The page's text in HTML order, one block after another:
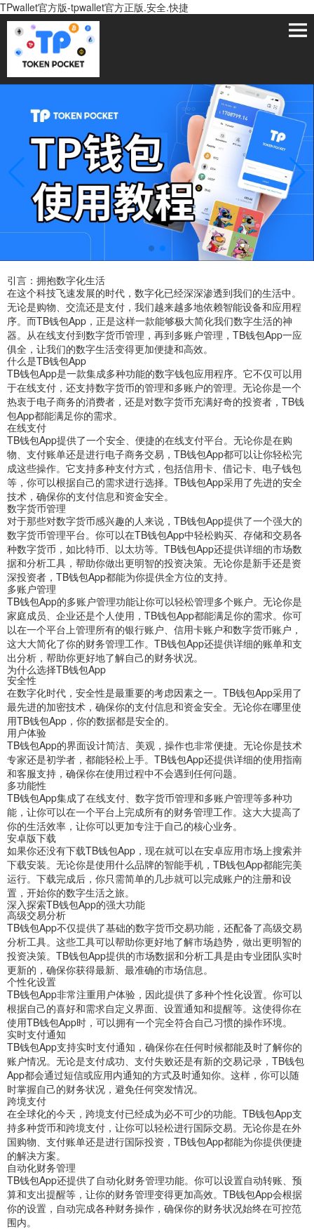
TPwallet官方版-tpwallet官方正版.安全.快捷
引言：拥抱数字化生活
在这个科技飞速发展的时代，数字化已经深深渗透到我们的生活中。
无论是购物、交流还是支付，我们越来越多地依赖智能设备和应用程
序。而TB钱包App，正是这样一款能够极大简化我们数字生活的神
器。从在线支付到数字货币管理，再到多账户管理，TB钱包App一应
俱全，让我们的数字生活变得更加便捷和高效。
什么是TB钱包App
TB钱包App是一款集成多种功能的数字钱包应用程序。它不仅可以用
于在线支付，还支持数字货币的管理和多账户的管理。无论你是一个
热衷于电子商务的消费者，还是对数字货币充满好奇的投资者，TB钱
包App都能满足你的需求。
在线支付
TB钱包App提供了一个安全、便捷的在线支付平台。无论你是在购
物、支付账单还是进行电子商务交易，TB钱包App都可以让你轻松完
成这些操作。它支持多种支付方式，包括信用卡、借记卡、电子钱包
等，你可以根据自己的需求进行选择。TB钱包App采用了先进的安全
技术，确保你的支付信息和资金安全。
数字货币管理
对于那些对数字货币感兴趣的人来说，TB钱包App提供了一个强大的
数字货币管理平台。你可以在TB钱包App中轻松购买、存储和交易各
种数字货币，如比特币、以太坊等。TB钱包App还提供详细的市场数
据和分析工具，帮助你做出更明智的投资决策。无论你是新手还是资
深投资者，TB钱包App都能为你提供全方位的支持。
多账户管理
TB钱包App的多账户管理功能让你可以轻松管理多个账户。无论你是
家庭成员、企业还是个人使用，TB钱包App都能满足你的需求。你可
以在一个平台上管理所有的银行账户、信用卡账户和数字货币账户，
这大大简化了你的财务管理工作。TB钱包App还提供详细的账单和支
出分析，帮助你更好地了解自己的财务状况。
为什么选择TB钱包App
安全性
在数字化时代，安全性是最重要的考虑因素之一。TB钱包App采用了
最先进的加密技术，确保你的支付信息和资金安全。无论你在哪里使
用TB钱包App，你的数据都是安全的。
用户体验
TB钱包App的界面设计简洁、美观，操作也非常便捷。无论你是技术
专家还是初学者，都能轻松上手。TB钱包App还提供详细的使用指南
和客服支持，确保你在使用过程中不会遇到任何问题。
多功能性
TB钱包App集成了在线支付、数字货币管理和多账户管理等多种功
能，让你可以在一个平台上完成所有的财务管理工作。这大大提高了
你的生活效率，让你可以更加专注于自己的核心业务。
安卓版下载
如果你还没有下载TB钱包App，现在就可以在安卓应用市场上搜索并
下载安装。无论你是使用什么品牌的智能手机，TB钱包App都能完美
运行。下载完成后，你只需简单的几步就可以完成账户的注册和设
置，开始你的数字生活之旅。
深入探索TB钱包App的强大功能
高级交易分析
TB钱包App不仅提供了基础的数字货币交易功能，还配备了高级交易
分析工具。这些工具可以帮助你更好地了解市场趋势，做出更明智的
投资决策。TB钱包App提供的市场数据和分析工具是由专业团队实时
更新的，确保你获得最新、最准确的市场信息。
个性化设置
TB钱包App非常注重用户体验，因此提供了多种个性化设置。你可以
根据自己的喜好和需求自定义界面、设置通知和提醒等。这使得你在
使用TB钱包App时，可以拥有一个完全符合自己习惯的操作环境。
实时支付通知
TB钱包App支持实时支付通知，确保你在任何时候都能及时了解你的
账户情况。无论是支付成功、支付失败还是有新的交易记录，TB钱包
App都会通过短信或应用内通知的方式及时通知你。这样，你可以随
时掌握自己的财务状况，避免任何突发情况。
跨境支付
在全球化的今天，跨境支付已经成为必不可少的功能。TB钱包App支
持多种货币和跨境支付，让你可以轻松进行国际交易。无论你是在外
国购物、支付账单还是进行国际投资，TB钱包App都能为你提供便捷
的解决方案。
自动化财务管理
TB钱包App还提供了自动化财务管理功能。你可以设置自动转账、预
算和支出提醒等，让你的财务管理变得更加高效。TB钱包App会根据
你的设置，自动完成各种财务操作，确保你的财务状况始终在可控范
围内。